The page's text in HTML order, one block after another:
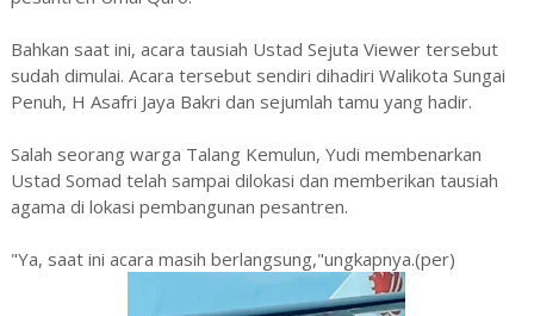
Bahkan saat ini, acara tausiah Ustad Sejuta Viewer tersebut
sudah dimulai. Acara tersebut sendiri dihadiri Walikota Sungai
Penuh, H Asafri Jaya Bakri dan sejumlah tamu yang hadir.
Salah seorang warga Talang Kemulun, Yudi membenarkan
Ustad Somad telah sampai dilokasi dan memberikan tausiah
agama di lokasi pembangunan pesantren.
"Ya, saat ini acara masih berlangsung,"ungkapnya.(per)